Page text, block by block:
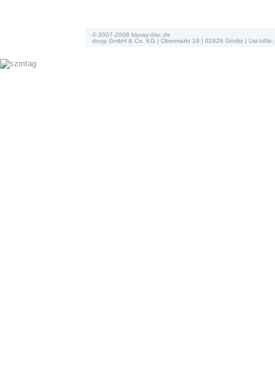
© 2007-2008 bluray-disc.de
doop GmbH & Co. KG | Obermarkt 19 | 02826 Görlitz | Ust-